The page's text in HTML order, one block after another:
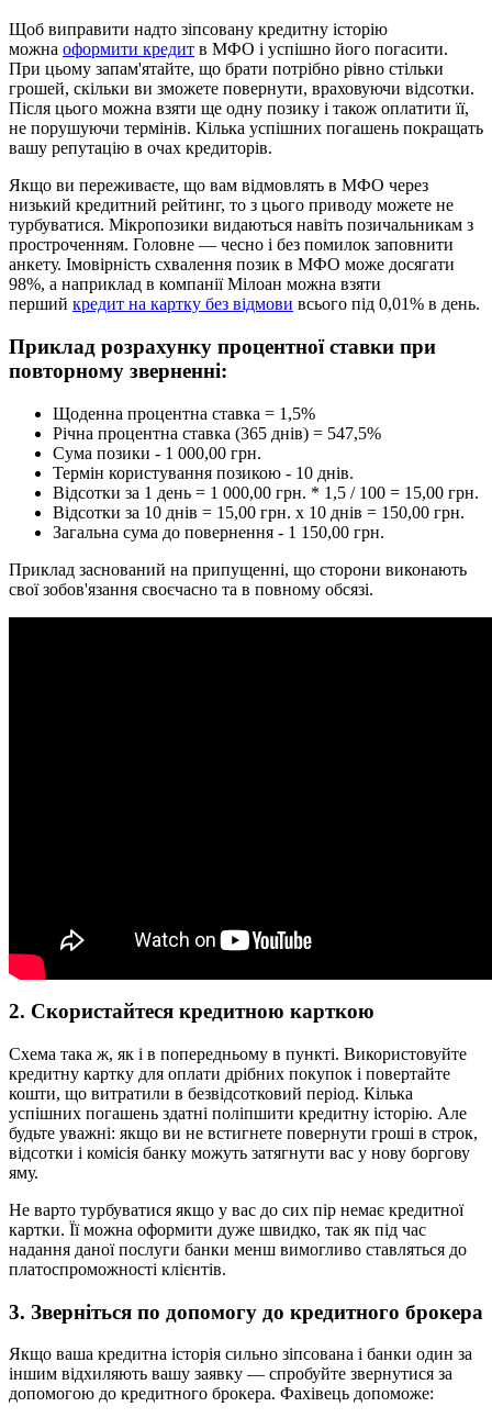
Щоб виправити надто зіпсовану кредитну історію
можна оформити кредит в МФО і успішно його погасити.
При цьому запам'ятайте, що брати потрібно рівно стільки
грошей, скільки ви зможете повернути, враховуючи відсотки.
Після цього можна взяти ще одну позику і також оплатити її,
не порушуючи термінів. Кілька успішних погашень покращать
вашу репутацію в очах кредиторів.
Якщо ви переживаєте, що вам відмовлять в МФО через
низький кредитний рейтинг, то з цього приводу можете не
турбуватися. Мікропозики видаються навіть позичальникам з
простроченням. Головне — чесно і без помилок заповнити
анкету. Імовірність схвалення позик в МФО може досягати
98%, а наприклад в компанії Мілоан можна взяти
перший кредит на картку без відмови всього під 0,01% в день.
Приклад розрахунку процентної ставки при
повторному зверненні:
Щоденна процентна ставка = 1,5%
Річна процентна ставка (365 днів) = 547,5%
Сума позики - 1 000,00 грн.
Термін користування позикою - 10 днів.
Відсотки за 1 день = 1 000,00 грн. * 1,5 / 100 = 15,00 грн.
Відсотки за 10 днів = 15,00 грн. х 10 днів = 150,00 грн.
Загальна сума до повернення - 1 150,00 грн.
Приклад заснований на припущенні, що сторони виконають
свої зобов'язання своєчасно та в повному обсязі.
2. Скористайтеся кредитною карткою
Схема така ж, як і в попередньому в пункті. Використовуйте
кредитну картку для оплати дрібних покупок і повертайте
кошти, що витратили в безвідсотковий період. Кілька
успішних погашень здатні поліпшити кредитну історію. Але
будьте уважні: якщо ви не встигнете повернути гроші в строк,
відсотки і комісія банку можуть затягнути вас у нову боргову
яму.
Не варто турбуватися якщо у вас до сих пір немає кредитної
картки. Її можна оформити дуже швидко, так як під час
надання даної послуги банки менш вимогливо ставляться до
платоспроможності клієнтів.
3. Зверніться по допомогу до кредитного брокера
Якщо ваша кредитна історія сильно зіпсована і банки один за
іншим відхиляють вашу заявку — спробуйте звернутися за
допомогою до кредитного брокера. Фахівець допоможе: